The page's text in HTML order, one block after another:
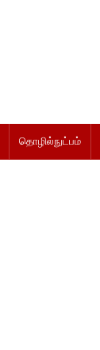
தொழில்நுட்பம்